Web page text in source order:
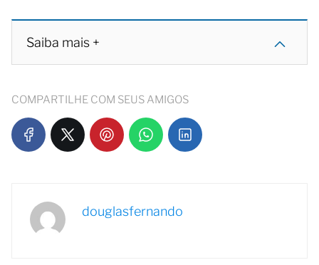
Saiba mais +
COMPARTILHE COM SEUS AMIGOS
douglasfernando